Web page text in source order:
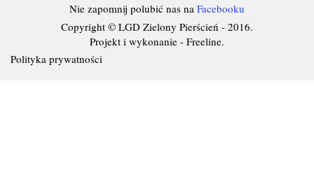
Nie zapomnij polubić nas na Facebooku
Copyright © LGD Zielony Pierścień - 2016.
Projekt i wykonanie - Freeline.
Polityka prywatności